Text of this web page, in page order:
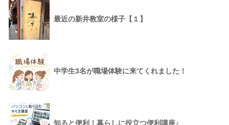
最近の新井教室の様子【１】
中学生3名が職場体験に来てくれました！
知ると便利！暮らしに役立つ便利講座♪